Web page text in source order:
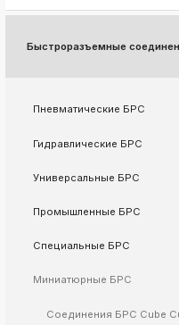
k
k
Быстроразъемные
Пневматические БРС
Гидравлические БРС
Универсальные БРС
Промышленные БРС
Специальные БРС
Миниатюрные БРС
Соединения БРС Cube